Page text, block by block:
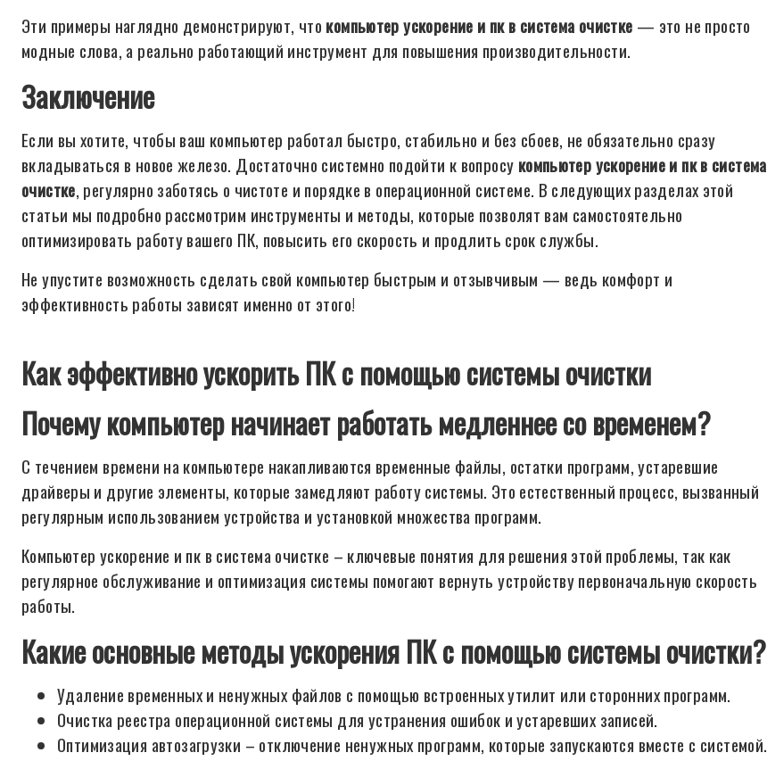
Эти примеры наглядно демонстрируют, что компьютер ускорение и пк в система очистке — это не просто
модные слова, а реально работающий инструмент для повышения производительности.
Заключение
Если вы хотите, чтобы ваш компьютер работал быстро, стабильно и без сбоев, не обязательно сразу
вкладываться в новое железо. Достаточно системно подойти к вопросу компьютер ускорение и пк в система
очистке, регулярно заботясь о чистоте и порядке в операционной системе. В следующих разделах этой
статьи мы подробно рассмотрим инструменты и методы, которые позволят вам самостоятельно
оптимизировать работу вашего ПК, повысить его скорость и продлить срок службы.
Не упустите возможность сделать свой компьютер быстрым и отзывчивым — ведь комфорт и
эффективность работы зависят именно от этого!
Как эффективно ускорить ПК с помощью системы очистки
Почему компьютер начинает работать медленнее со временем?
С течением времени на компьютере накапливаются временные файлы, остатки программ, устаревшие
драйверы и другие элементы, которые замедляют работу системы. Это естественный процесс, вызванный
регулярным использованием устройства и установкой множества программ.
Компьютер ускорение и пк в система очистке – ключевые понятия для решения этой проблемы, так как
регулярное обслуживание и оптимизация системы помогают вернуть устройству первоначальную скорость
работы.
Какие основные методы ускорения ПК с помощью системы очистки?
Удаление временных и ненужных файлов с помощью встроенных утилит или сторонних программ.
Очистка реестра операционной системы для устранения ошибок и устаревших записей.
Оптимизация автозагрузки – отключение ненужных программ, которые запускаются вместе с системой.